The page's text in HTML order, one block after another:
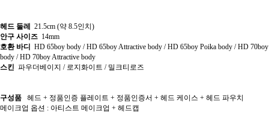
헤드 둘레 21.5cm (약 8.5인치)
안구 사이즈 14mm
호환 바디 HD 65boy body / HD 65boy Attractive body / HD 65boy Poika body / HD 70boy
body / HD 70boy Attractive body
스킨 파우더베이지 / 로지화이트 / 밀크티로즈
구성품
헤드 + 정품인증 플레이트 + 정품인증서 + 헤드 케이스 + 헤드 파우치
메이크업 옵션 : 아티스트 메이크업 + 헤드캡